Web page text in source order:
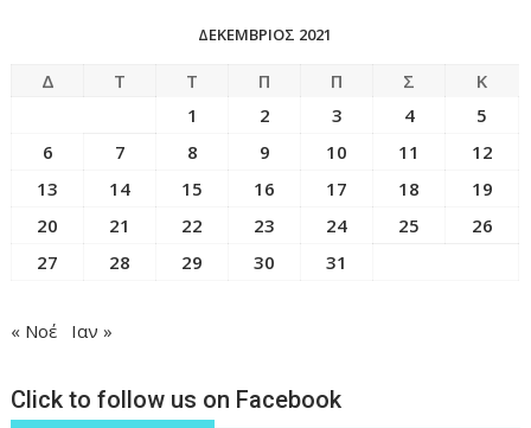
ΔΕΚΈΜΒΡΙΟΣ 2021
Δ Τ Τ Π Π Σ
Κ
1
2 3 4
5
6
7 8 9 10 11
12
13
14 15 16 17 18
19
20
21 22 23 24 25
26
27
28 29 30 31
« Νοέ Ιαν »
Click to follow us on Facebook